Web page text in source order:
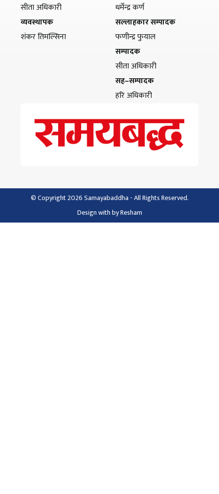
सीता अधिकारी
व्यवस्थापक
शंकर तिमल्सिना
धर्मेन्द्र कर्ण
सल्लाहकार सम्पादक
फणीन्द्र फुयाल
सम्पादक
सीता अधिकारी
सह–सम्पादक
हरि अधिकारी
© Copyright 2026 Samayabaddha - All Rights Reserved.
Design withbyResham